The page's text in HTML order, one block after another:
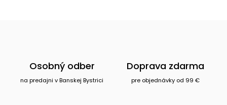
Osobný odber
na predajni v Banskej Bystrici
Doprava zdarma
pre objednávky od 99 €